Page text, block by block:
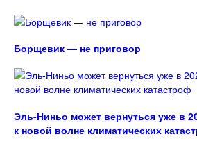
Борщевик — не приговор
Эль-Ниньо может вернуться уже в
к новой волне климатических